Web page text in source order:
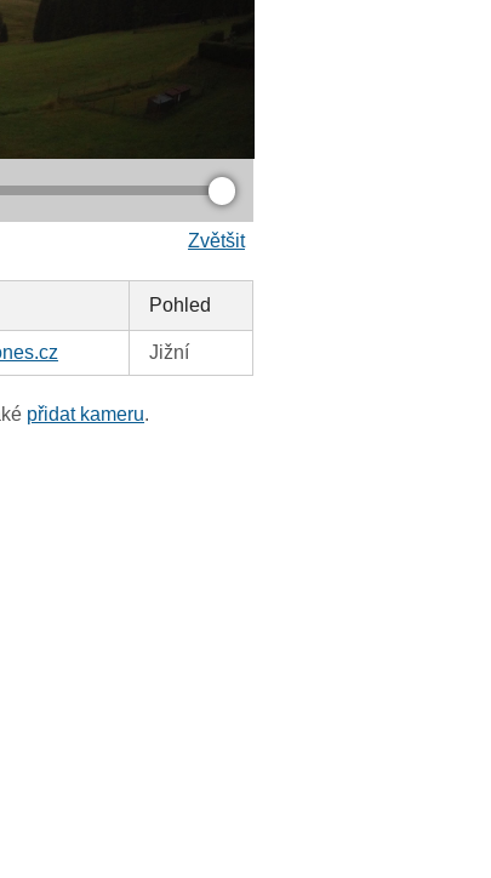
Zvětšit
Pohled
Jižní
přidat kameru.